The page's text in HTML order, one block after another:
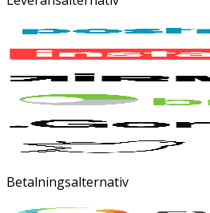
Betalningsalternativ